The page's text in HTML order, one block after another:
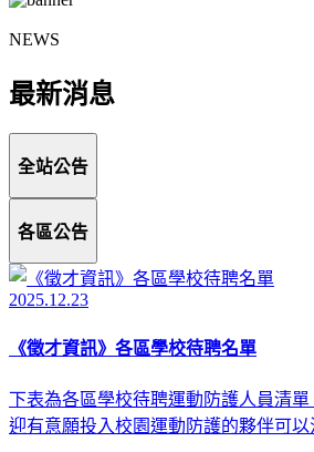
NEWS
最新消息
全站公告
各區公告
2025.12.23
《徵才資訊》各區學校待聘名單
下表為各區學校待聘運動防護人員清單
迎有意願投入校園運動防護的夥伴可以